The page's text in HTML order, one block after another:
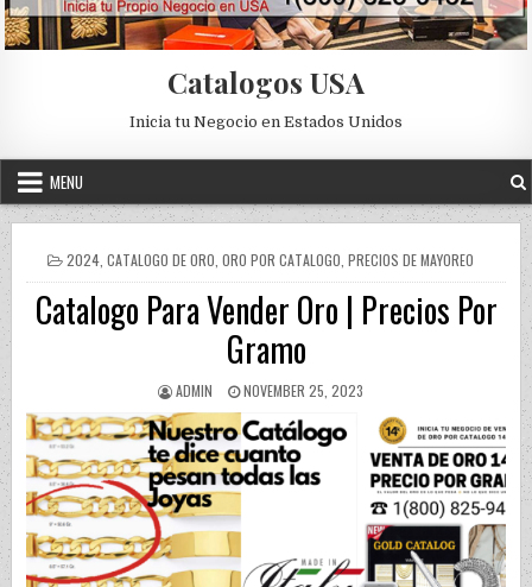
Catalogos USA
Inicia tu Negocio en Estados Unidos
MENU
POSTED IN
2024, CATALOGO DE ORO, ORO POR CATALOGO, PRECIOS DE MAYOREO
Catalogo Para Vender Oro | Precios Por
Gramo
AUTHOR:
ADMIN PUBLISHED DATE:
NOVEMBER 25, 2023